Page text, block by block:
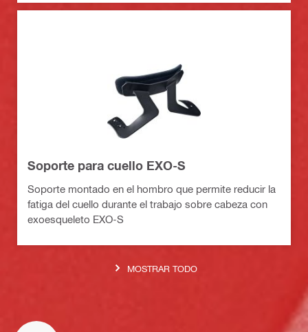
Soporte para cuello EXO-S
Soporte montado en el hombro que permite reducir la
fatiga del cuello durante el trabajo sobre cabeza con
exoesqueleto EXO-S
MOSTRAR TODO